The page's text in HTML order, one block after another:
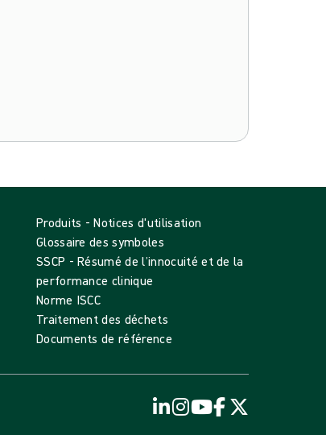
Produits - Notices d'utilisation
Glossaire des symboles
SSCP - Résumé de l’innocuité et de la
performance clinique
Norme ISCC
Traitement des déchets
Documents de référence